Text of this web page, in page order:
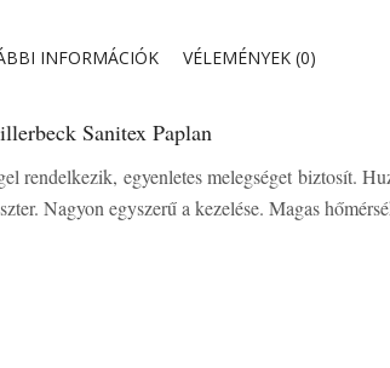
INFORMÁCIÓK VÉLEMÉNYEK (0)
Sanitex Paplan
rendelkezik, egyenletes melegséget biztosít.
Nagyon egyszerű a kezelése. Magas